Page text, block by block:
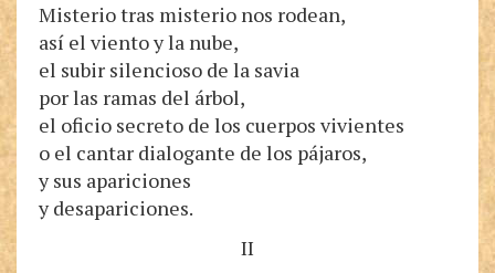
Misterio tras misterio nos rodean,
así el viento y la nube,
el subir silencioso de la savia
por las ramas del árbol,
el oficio secreto de los cuerpos vivientes
o el cantar dialogante de los pájaros,
y sus apariciones
y desapariciones.
II